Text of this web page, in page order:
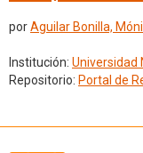
porAguilar Bonilla,
Institución: Universidad
Repositorio: Portal de